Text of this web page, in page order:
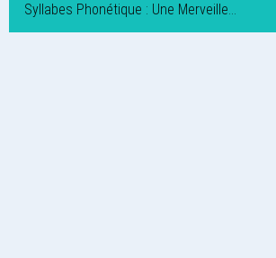
Syllabes Phonétique : Une Merveille…